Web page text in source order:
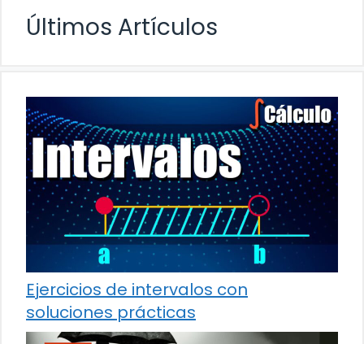
Últimos Artículos
Ejercicios de intervalos con
soluciones prácticas